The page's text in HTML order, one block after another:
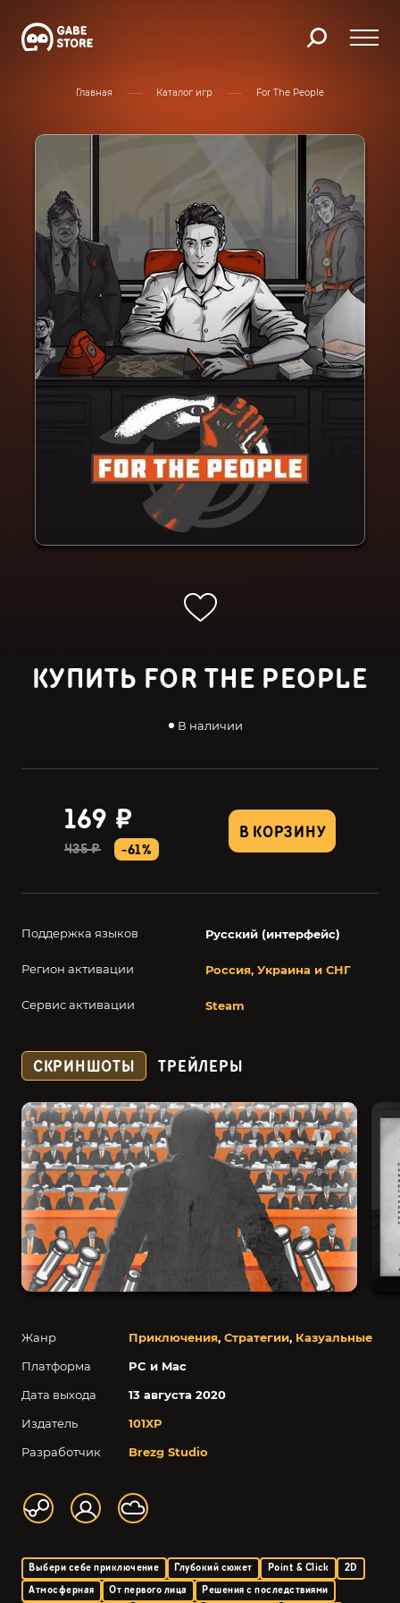
Главная Каталог игр For The People
КУПИТЬ FOR THE PEOPLE
В наличии
В КОРЗИНУ
169 ₽
435 ₽ -61%
Поддержка языков Русский (интерфейс)
Регион активации Россия, Украина и СНГ
Сервис активации Steam
Жанр Приключения, Стратегии, Казуальные
Платформа
PC и Mac
Дата выхода
13 августа 2020
Издатель
101XP
Разработчик
Brezg Studio
Выбери себе приключение Глубокий сюжет Point & Click
2D
Атмосферная
От первого лица Решения с последствиями
СКРИНШОТЫ ТРЕЙЛЕРЫ